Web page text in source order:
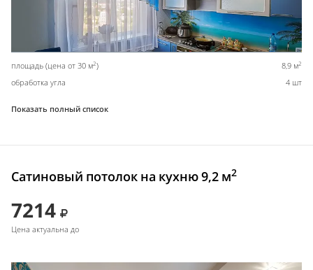
площадь (цена от 30 м2) 8,9 м2
обработка угла 4 шт
Показать полный список
Сатиновый потолок на кухню 9,2 м2
7214
Цена актуальна до